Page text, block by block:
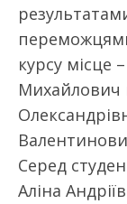
курсу
Михайлович
Серед
Аліна